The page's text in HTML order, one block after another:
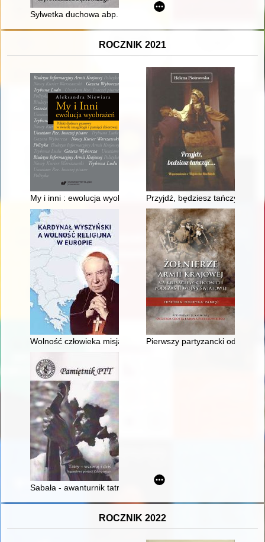
Sylwetka duchowa abp. Bronisława Dąbrowskiego
ROCZNIK 2021
My i inni : ewolucja wyobrażeń : polski dyskurs prasowy w
Przyjdź, będziesz tańczyć... :
Wolność człowieka misją posługi kardynała Stefana
Pierwszy partyzancki oddział
Sabała - awanturnik tatrzański
ROCZNIK 2022